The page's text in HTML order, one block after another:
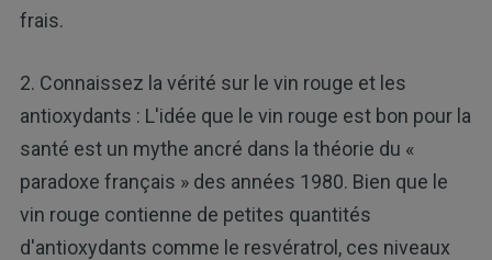
frais.
2. Connaissez la vérité sur le vin rouge et les
antioxydants : L'idée que le vin rouge est bon pour la
santé est un mythe ancré dans la théorie du «
paradoxe français » des années 1980. Bien que le
vin rouge contienne de petites quantités
d'antioxydants comme le resvératrol, ces niveaux